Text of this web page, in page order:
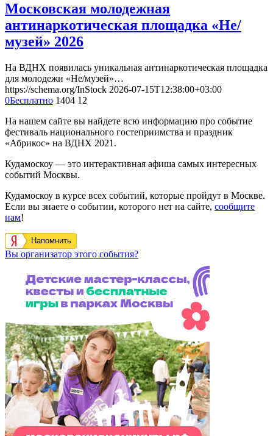
Московская молодежная
антинаркотическая площадка «Не/
музей» 2026
На ВДНХ появилась уникальная антинаркотическая площадка
для молодежи «Не/музей»…
https://schema.org/InStock 2026-07-15T12:38:00+03:00
0Бесплатно 1404 12
На нашем сайте вы найдете всю информацию про событие
фестиваль национального гостеприимства и праздник
«Абрикос» на ВДНХ 2021.
Кудамоскоу — это интерактивная афиша самых интересных
событий Москвы.
Кудамоскоу в курсе всех событий, которые пройдут в Москве.
Если вы знаете о событии, которого нет на сайте, сообщите
нам!
Напомнить
Вы организатор этого события?